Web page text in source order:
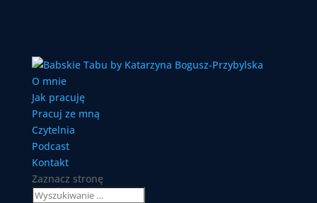
O mnie
Jak pracuję
Pracuj ze mną
Czytelnia
Podcast
Kontakt
Zaznacz stronę